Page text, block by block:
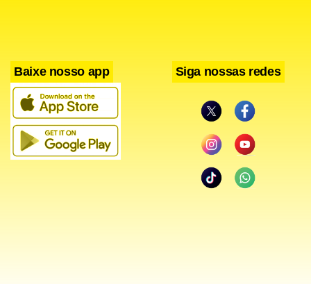
O caso foi registrado como tráfico interestadual de drogas,
e o suspeito permanece à disposição da Justiça.
Facebook
WhatsApp
LinkedIn
Twitter Telegram
Share
Baixe nosso app Siga nossas redes